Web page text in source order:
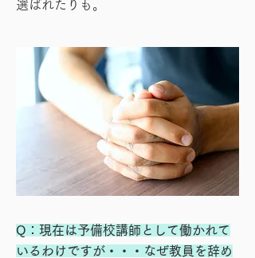
選ばれたりも。
Q：現在は予備校講師として働かれて
いるわけですが・・・なぜ教員を辞め